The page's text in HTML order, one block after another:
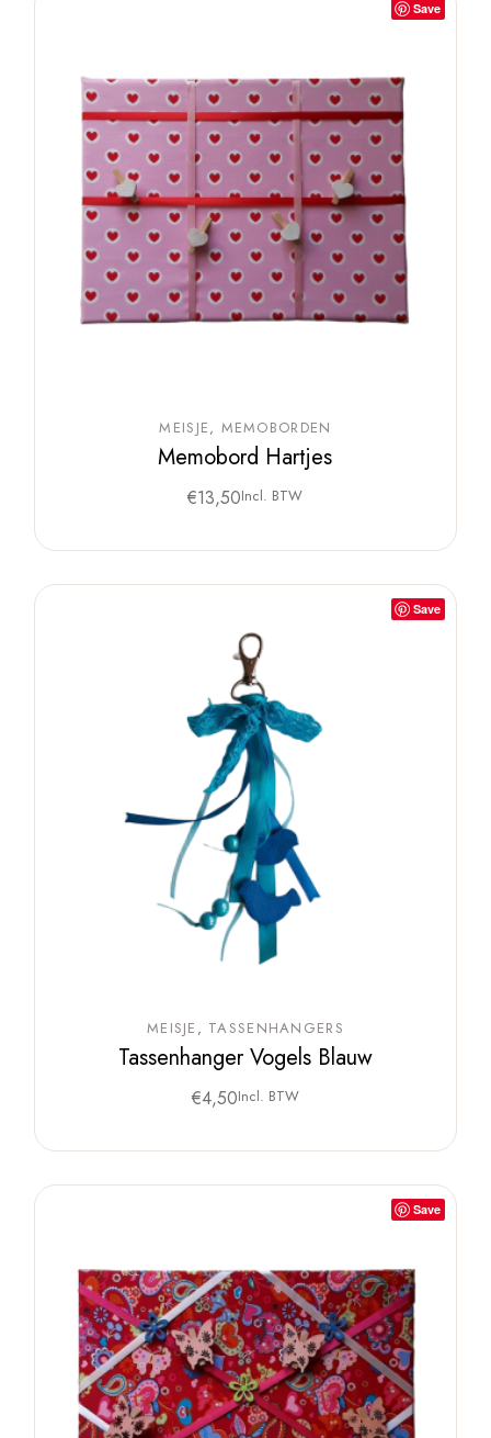
Save
MEISJE MEMOBORDEN
Memobord Hartjes
€13,50Incl. BTW
Save
MEISJE TASSENHANGERS
Tassenhanger Vogels Blauw
€4,50Incl. BTW
Save